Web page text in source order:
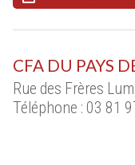
CFA DU PAYS
Rue des Frères
Téléphone : 03 81